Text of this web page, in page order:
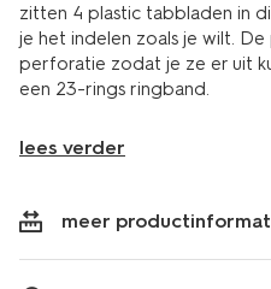
zitten 4 plastic tabbladen in
je het indelen zoals je wilt. De
perforatie zodat je ze er uit
een 23-rings ringband.
lees verder
meer